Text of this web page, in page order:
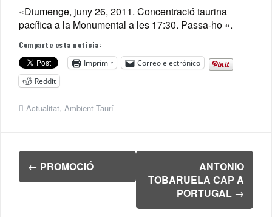
«Diumenge, juny 26, 2011. Concentració taurina
pacífica a la Monumental a les 17:30. Passa-ho «.
Comparte esta noticia:
Imprimir
Correo electrónico
Reddit
Actualitat, Ambient Taurí
Navegación
de← PROMOCIÓ
ANTONIO
TOBARUELA CAP A
PORTUGAL →